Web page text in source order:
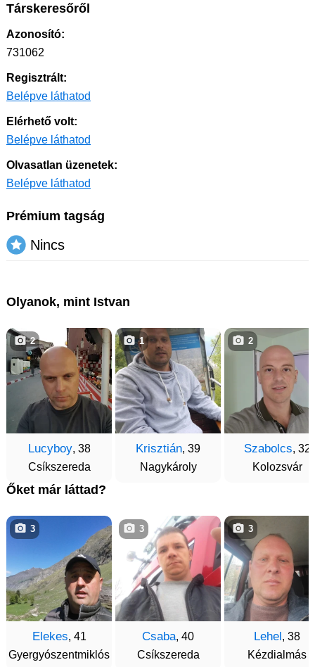
Társkeresőről
Azonosító:
731062
Regisztrált:
Belépve láthatod
Elérhető volt:
Belépve láthatod
Olvasatlan üzenetek:
Belépve láthatod
Prémium tagság
Nincs
Olyanok, mint Istvan
Lucyboy, 38
Csíkszereda
2
Krisztián, 39
Nagykároly
1
Szabolcs, 32
Kolozsvár
2
Őket már láttad?
Elekes, 41
Gyergyószentmiklós
3
Csaba, 40
Csíkszereda
3
Lehel, 38
Kézdialmás
3